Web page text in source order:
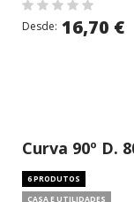
Desde: 16,70 €
Curva 90º D.
6 PRODUTOS
CASA E UTILIDADES